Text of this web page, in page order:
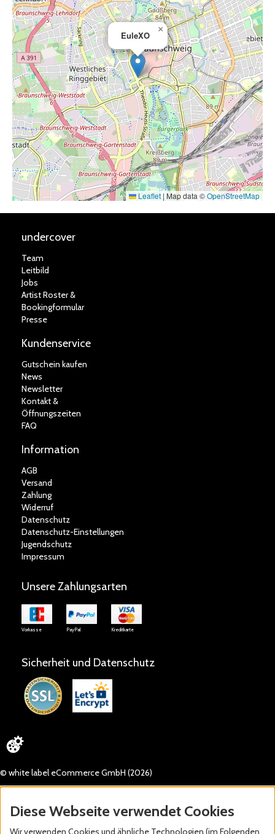
EuleXO
×
Leaflet |Map data ©OpenStreetMap
undercover
Team
Leitbild
Jobs
Artist Roster &
Bookingformular
Presse
Kundenservice
Gutschein kaufen
News
Newsletter
Kontakt &
Öffnungszeiten
FAQ
Information
AGB
Versand
Zahlung
Widerruf
Datenschutz
Datenschutz-Einstellungen
Jugendschutz
Impressum
Unsere Zahlungsarten
Vorkasse PayPal Kreditkarte
Sicherheit und Datenschutz
© white label eCommerce GmbH (2026)
Diese Webseite verwendet Cookies
Wir verwenden Cookies und ähnliche Technologien (im Folgenden